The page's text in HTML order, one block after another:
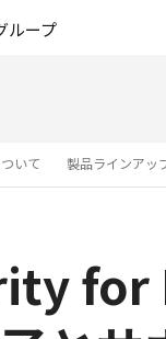
ループ
いて 製品ラインアッ